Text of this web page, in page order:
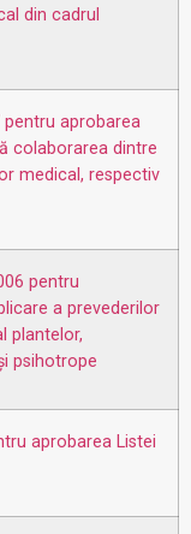
din cadrul
pentru aprobarea
colaborarea dintre
medical, respectiv
pentru
a prevederilor
plantelor,
psihotrope
aprobarea Listei